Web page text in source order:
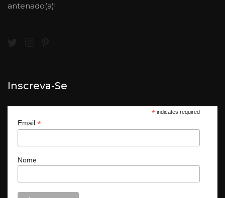
antenado(a)!
Inscreva-Se
*indicates required
Email *
Nome